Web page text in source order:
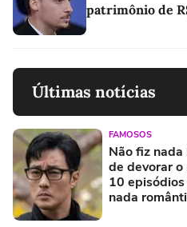
patrimônio de
Últimas notícias
FAMOSOS
Não fiz
de devorar
10
nada